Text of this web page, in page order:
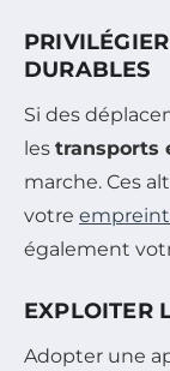
DURABLES
Si des
les transports
marche. Ces
votre
également
EXPLOITER
Adopter une